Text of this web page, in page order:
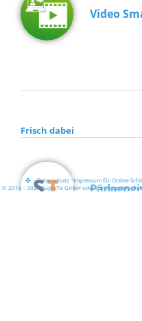
Video
Frisch dabei
· · ·Datenschutz·Impressum EU-Online-
© 2016 - 2026 SupraTix GmbH oder